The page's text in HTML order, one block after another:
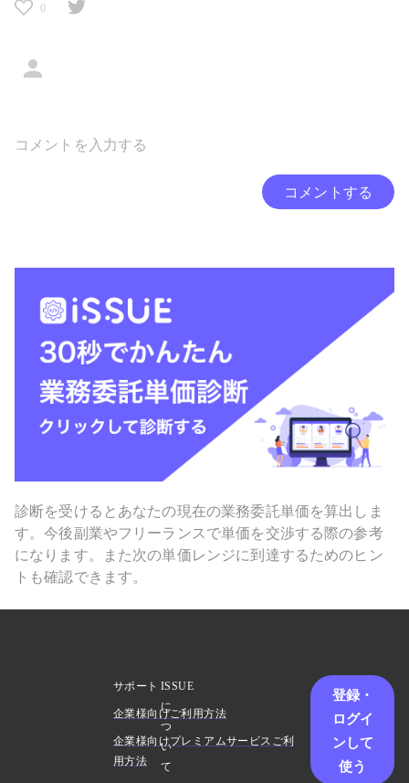
0
コメントする
診断を受けるとあなたの現在の業務委託単価を算出しま
す。今後副業やフリーランスで単価を交渉する際の参考
になります。また次の単価レンジに到達するためのヒン
トも確認できます。
ISSUE
に
つ
い
て
サポート
企業様向けご利用方法
企業様向けプレミアムサービスご利
用方法
登録・
ログイ
ンして
使う